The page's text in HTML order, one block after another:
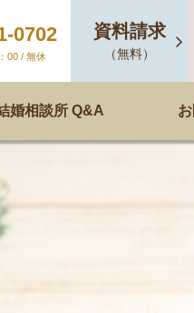
0702
00 / 無休
資料請求
（無料）
婚相談所 Q&A